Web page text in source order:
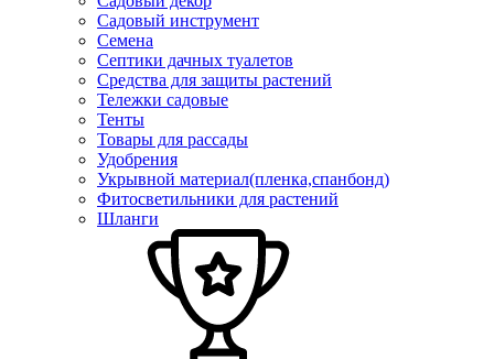
Садовый инструмент
Семена
Септики дачных туалетов
Средства для защиты растений
Тележки садовые
Тенты
Товары для рассады
Удобрения
Укрывной материал(пленка,спанбонд)
Фитосветильники для растений
Шланги